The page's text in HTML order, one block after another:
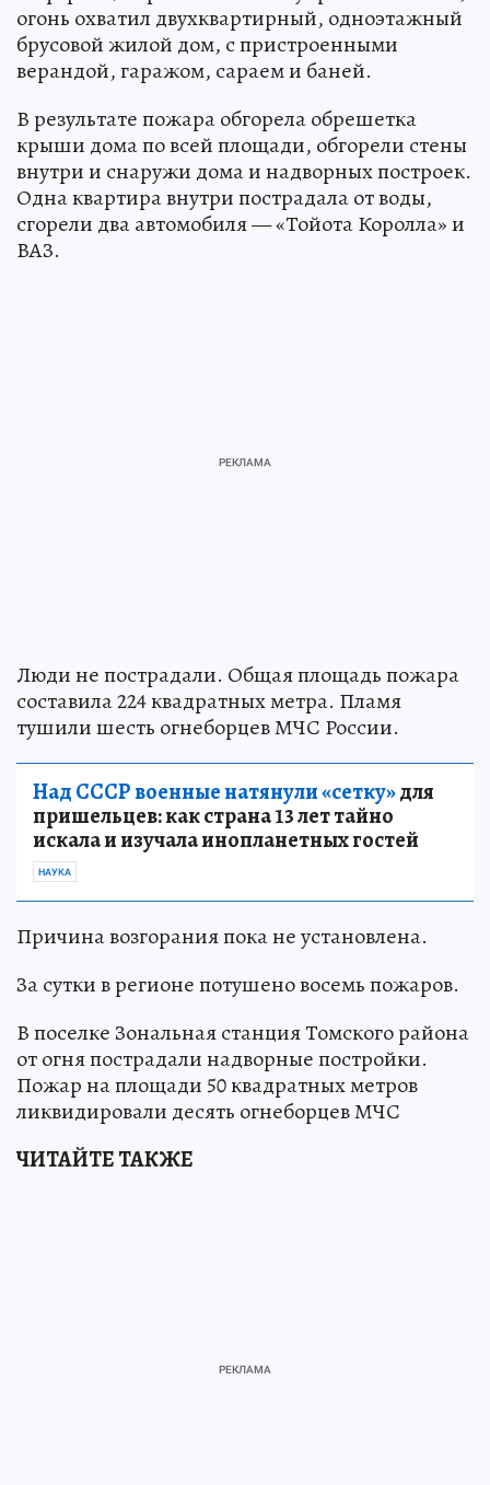
огонь охватил двухквартирный, одноэтажный
брусовой жилой дом, с пристроенными
верандой, гаражом, сараем и баней.
В результате пожара обгорела обрешетка
крыши дома по всей площади, обгорели стены
внутри и снаружи дома и надворных построек.
Одна квартира внутри пострадала от воды,
сгорели два автомобиля — «Тойота Королла» и
ВАЗ.
Люди не пострадали. Общая площадь пожара
составила 224 квадратных метра. Пламя
тушили шесть огнеборцев МЧС России.
Над СССР военные натянули «сетку»для
пришельцев: как страна 13 лет тайно
искала и изучала инопланетных гостей
НАУКА
Причина возгорания пока не установлена.
За сутки в регионе потушено восемь пожаров.
В поселке Зональная станция Томского района
от огня пострадали надворные постройки.
Пожар на площади 50 квадратных метров
ликвидировали десять огнеборцев МЧС
ЧИТАЙТЕ ТАКЖЕ